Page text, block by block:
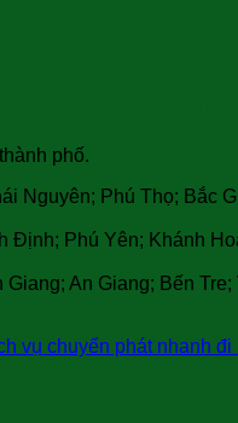
phố.
Nguyên; Phú Thọ; Bắc
Định; Phú Yên; Khánh
An Giang; Bến Tre;
vụ chuyển phát nhanh